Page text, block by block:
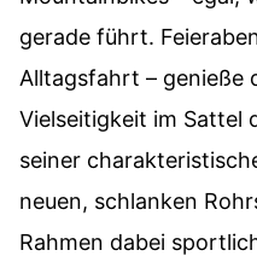
gerade führt.
Alltagsfahrt – genieße
Vielseitigkeit im Sattel
seiner
neuen, schlanken
Rahmen dabei